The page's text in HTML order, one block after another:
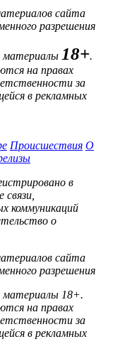
сайта
разрешения
18+.
на правах
за
в рекламных
Происшествия О
в
коммуникаций
о
сайта
разрешения
18+.
на правах
за
в рекламных